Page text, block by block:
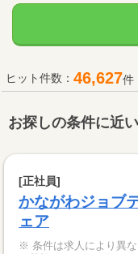
ヒット件数： 46,627件
お探しの条件に近
[正社員]
かながわジョブ
ェア
※ 条件は求人により異なります。 【仕事内容例